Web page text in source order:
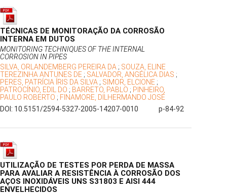
TÉCNICAS DE MONITORAÇÃO DA CORROSÃO
INTERNA EM DUTOS
MONITORING TECHNIQUES OF THE INTERNAL
CORROSION IN PIPES
SILVA, ORLANDEMBERG PEREIRA DA ; SOUZA, ELINE
TEREZINHA ANTUNES DE ; SALVADOR, ANGÉLICA DIAS ;
PERES, PATRÍCIA ÍRIS DA SILVA ; SIMOR, ELCIONE ;
PATROCÍNIO, EDIL DO ; BARRETO, PABLO ; PINHEIRO,
PAULO ROBERTO ; FINAMORE, DILHERMANDO JOSÉ
DOI: 10.5151/2594-5327-2005-14207-0010
p-84-92
UTILIZAÇÃO DE TESTES POR PERDA DE MASSA
PARA AVALIAR A RESISTÊNCIA À CORROSÃO DOS
AÇOS INOXIDÁVEIS UNS S31803 E AISI 444
ENVELHECIDOS